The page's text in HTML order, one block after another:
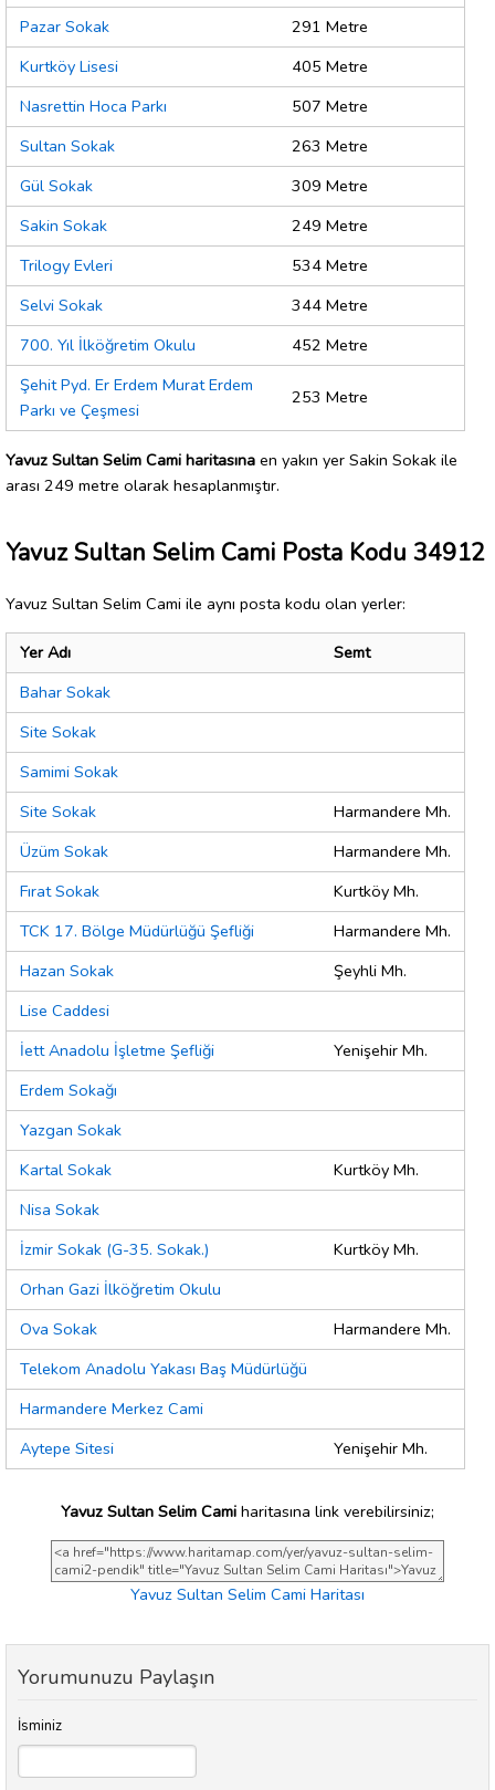
Pazar Sokak
291 Metre
Kurtköy Lisesi
405 Metre
Nasrettin Hoca Parkı
507 Metre
Sultan Sokak
263 Metre
Gül Sokak
309 Metre
Sakin Sokak
249 Metre
Trilogy Evleri
534 Metre
Selvi Sokak
344 Metre
700. Yıl İlköğretim Okulu
452 Metre
Şehit Pyd. Er Erdem Murat Erdem
Parkı ve Çeşmesi
253 Metre
Yavuz Sultan Selim Cami haritasına en yakın yer Sakin Sokak ile
arası 249 metre olarak hesaplanmıştır.
Yavuz Sultan Selim Cami Posta Kodu 34912
Yavuz Sultan Selim Cami ile aynı posta kodu olan yerler:
Yer Adı
Semt
Bahar Sokak
Site Sokak
Samimi Sokak
Site Sokak
Harmandere Mh.
Üzüm Sokak
Harmandere Mh.
Fırat Sokak
Kurtköy Mh.
TCK 17. Bölge Müdürlüğü Şefliği
Harmandere Mh.
Hazan Sokak
Şeyhli Mh.
Lise Caddesi
İett Anadolu İşletme Şefliği
Yenişehir Mh.
Erdem Sokağı
Yazgan Sokak
Kartal Sokak
Kurtköy Mh.
Nisa Sokak
İzmir Sokak (G-35. Sokak.)
Kurtköy Mh.
Orhan Gazi İlköğretim Okulu
Ova Sokak
Harmandere Mh.
Telekom Anadolu Yakası Baş Müdürlüğü
Harmandere Merkez Cami
Aytepe Sitesi
Yenişehir Mh.
Yavuz Sultan Selim Cami haritasına link verebilirsiniz;
Yavuz Sultan Selim Cami Haritası
Yorumunuzu Paylaşın
İsminiz